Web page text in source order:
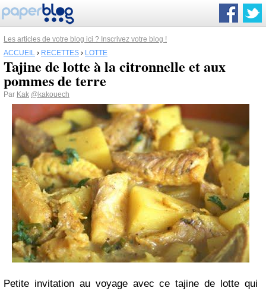
Les articles de votre blog ici ? Inscrivez votre blog !
ACCUEIL › RECETTES › LOTTE
Tajine de lotte à la citronnelle et aux
pommes de terre
Par Kak @kakouech
Petite invitation au voyage avec ce tajine de lotte qui